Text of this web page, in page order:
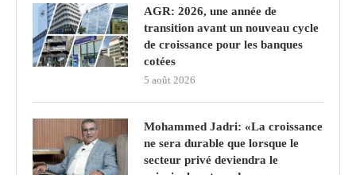
AGR: 2026, une année de
transition avant un nouveau cycle
de croissance pour les banques
cotées
5 août 2026
Mohammed Jadri: «La croissance
ne sera durable que lorsque le
secteur privé deviendra le